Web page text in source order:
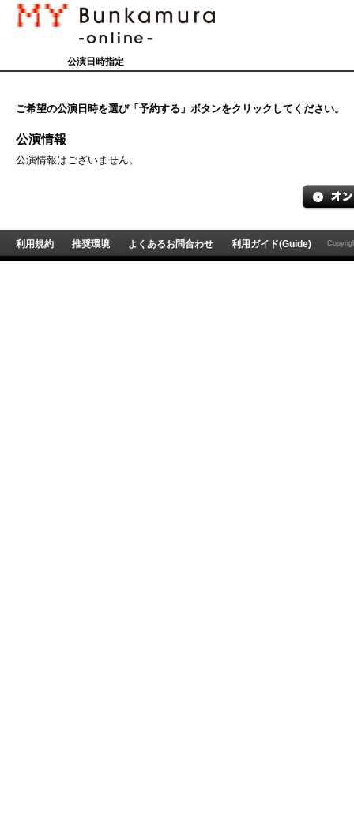
公演日時指定
ご希望の公演日時を選び「予約する」ボタンをクリックしてください。
公演情報
公演情報はございません。
利用規約 推奨環境 よくあるお問合わせ 利用ガイド(Guide)